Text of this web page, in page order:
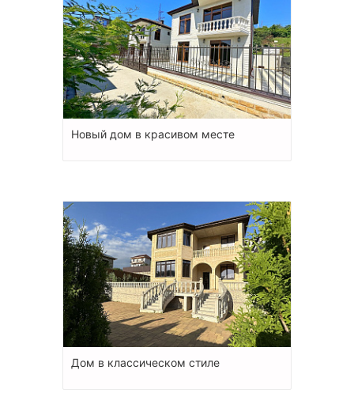
Новый дом в красивом месте
Дом в классическом стиле